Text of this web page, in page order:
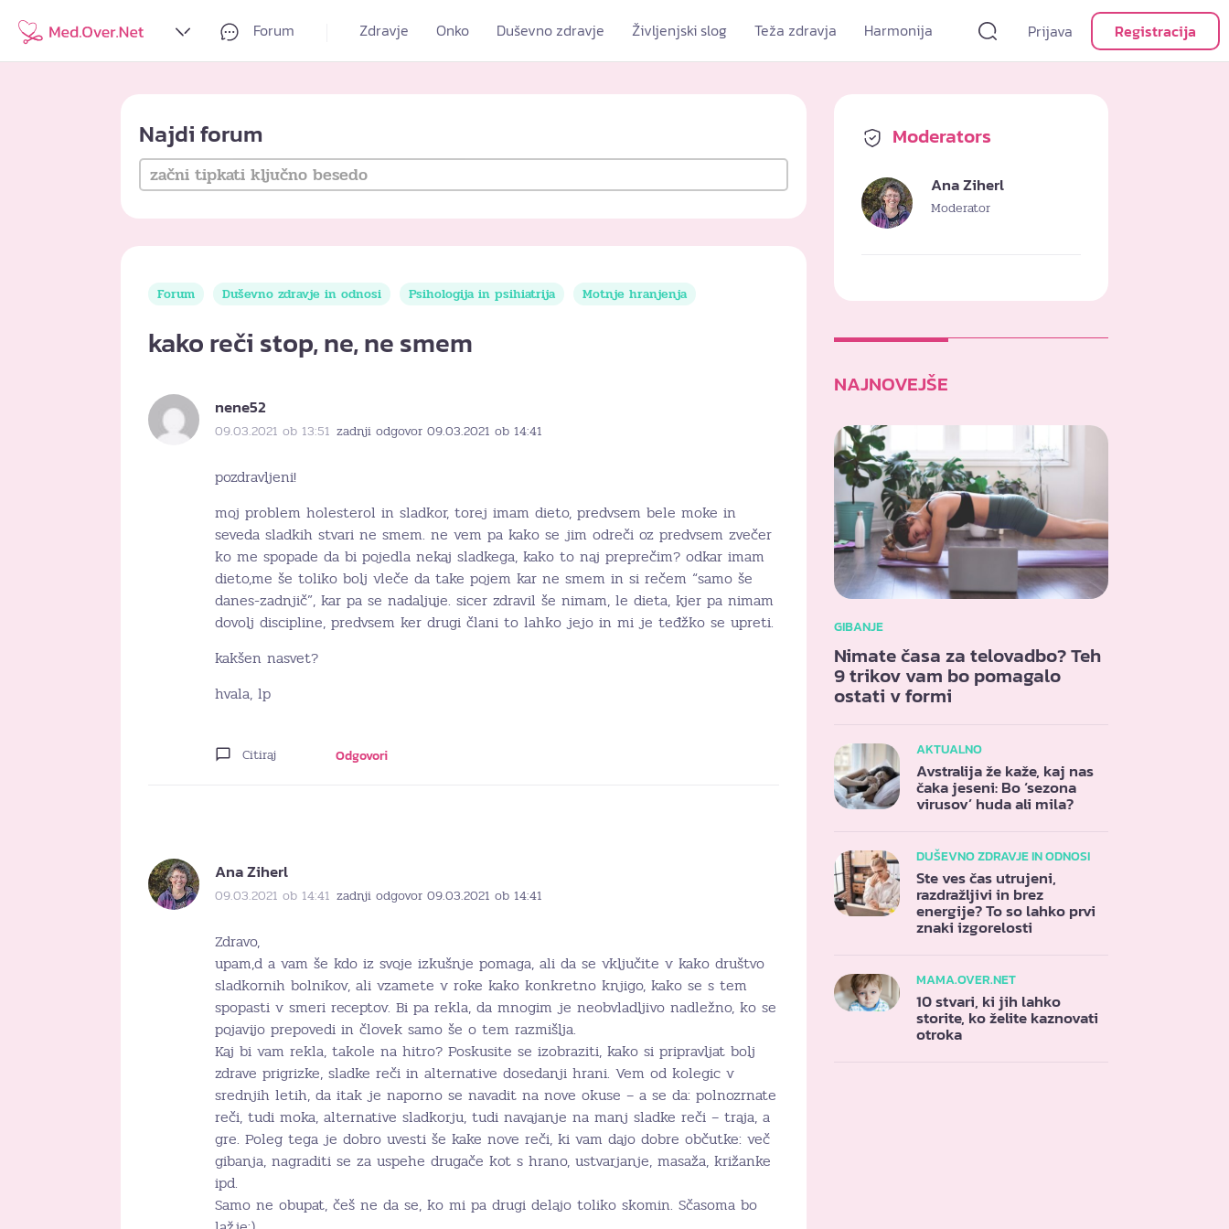
Forum Zdravje Onko Duševno zdravje Življenjski slog Teža zdravja Harmonija Prijava Registracija
Najdi forum
Forum Duševno zdravje in odnosi Psihologija in psihiatrija Motnje hranjenja
kako reči stop, ne, ne smem
nene52
09.03.2021 ob 13:51 zadnji odgovor 09.03.2021 ob 14:41
pozdravljeni!
moj problem holesterol in sladkor, torej imam dieto, predvsem bele moke in
seveda sladkih stvari ne smem. ne vem pa kako se jim odreči oz predvsem zvečer
ko me spopade da bi pojedla nekaj sladkega, kako to naj preprečim? odkar imam
dieto,me še toliko bolj vleče da take pojem kar ne smem in si rečem “samo še
danes-zadnjič”, kar pa se nadaljuje. sicer zdravil še nimam, le dieta, kjer pa nimam
dovolj discipline, predvsem ker drugi člani to lahko jejo in mi je teđžko se upreti.
kakšen nasvet?
hvala, lp
Citiraj Odgovori
Ana Ziherl
09.03.2021 ob 14:41 zadnji odgovor 09.03.2021 ob 14:41
Zdravo,
upam,d a vam še kdo iz svoje izkušnje pomaga, ali da se vključite v kako društvo
sladkornih bolnikov, ali vzamete v roke kako konkretno knjigo, kako se s tem
spopasti v smeri receptov. Bi pa rekla, da mnogim je neobvladljivo nadležno, ko se
pojavijo prepovedi in človek samo še o tem razmišlja.
Kaj bi vam rekla, takole na hitro? Poskusite se izobraziti, kako si pripravljat bolj
zdrave prigrizke, sladke reči in alternative dosedanji hrani. Vem od kolegic v
srednjih letih, da itak je naporno se navadit na nove okuse – a se da: polnozrnate
reči, tudi moka, alternative sladkorju, tudi navajanje na manj sladke reči – traja, a
gre. Poleg tega je dobro uvesti še kake nove reči, ki vam dajo dobre občutke: več
gibanja, nagraditi se za uspehe drugače kot s hrano, ustvarjanje, masaža, križanke
ipd.
Samo ne obupat, češ ne da se, ko mi pa drugi delajo toliko skomin. Sčasoma bo
Moderators
Ana Ziherl
Moderator
NAJNOVEJŠE
GIBANJE
Nimate časa za telovadbo? Teh
9 trikov vam bo pomagalo
ostati v formi
AKTUALNO
Avstralija že kaže, kaj nas
čaka jeseni: Bo ‘sezona
virusov’ huda ali mila?
DUŠEVNO ZDRAVJE IN ODNOSI
Ste ves čas utrujeni,
razdražljivi in brez
energije? To so lahko prvi
znaki izgorelosti
MAMA.OVER.NET
10 stvari, ki jih lahko
storite, ko želite kaznovati
otroka